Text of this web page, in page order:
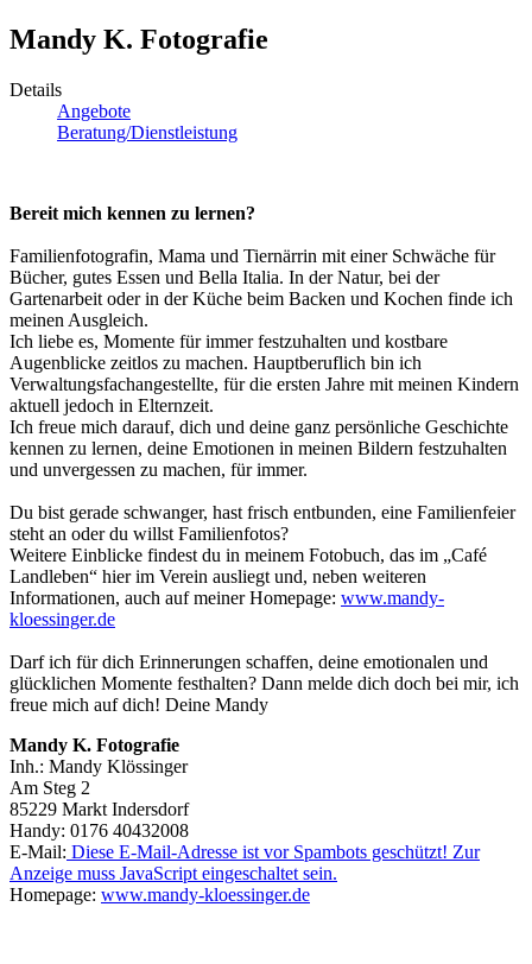
Mandy K. Fotografie
Details
Angebote
Beratung/Dienstleistung
Bereit mich kennen zu lernen?
Familienfotografin, Mama und Tiernärrin mit einer Schwäche für
Bücher, gutes Essen und Bella Italia. In der Natur, bei der
Gartenarbeit oder in der Küche beim Backen und Kochen finde ich
meinen Ausgleich.
Ich liebe es, Momente für immer festzuhalten und kostbare
Augenblicke zeitlos zu machen. Hauptberuflich bin ich
Verwaltungsfachangestellte, für die ersten Jahre mit meinen Kindern
aktuell jedoch in Elternzeit.
Ich freue mich darauf, dich und deine ganz persönliche Geschichte
kennen zu lernen, deine Emotionen in meinen Bildern festzuhalten
und unvergessen zu machen, für immer.
Du bist gerade schwanger, hast frisch entbunden, eine Familienfeier
steht an oder du willst Familienfotos?
Weitere Einblicke findest du in meinem Fotobuch, das im „Café
Landleben“ hier im Verein ausliegt und, neben weiteren
Informationen, auch auf meiner Homepage: www.mandy-
kloessinger.de
Darf ich für dich Erinnerungen schaffen, deine emotionalen und
glücklichen Momente festhalten? Dann melde dich doch bei mir, ich
freue mich auf dich! Deine Mandy
Mandy K. Fotografie
Inh.: Mandy Klössinger
Am Steg 2
85229 Markt Indersdorf
Handy: 0176 40432008
E-Mail: Diese E-Mail-Adresse ist vor Spambots geschützt! Zur
Anzeige muss JavaScript eingeschaltet sein.
Homepage: www.mandy-kloessinger.de